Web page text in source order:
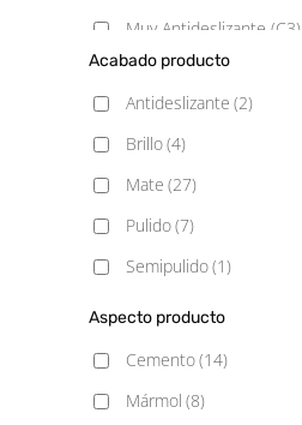
Muy Antideslizante (C3)
Poco Antideslizante (C1)
Acabado producto
Antideslizante (2)
Brillo(4)
Mate (27)
Pulido(7)
Semipulido(1)
Aspecto producto
Cemento(14)
Mármol (8)